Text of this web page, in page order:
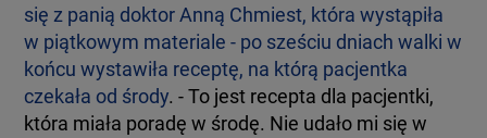
się z panią doktor Anną Chmiest, która wystąpiła
w piątkowym materiale - po sześciu dniach walki w
końcu wystawiła receptę, na którą pacjentka
czekała od środy. - To jest recepta dla pacjentki,
która miała poradę w środę. Nie udało mi się w